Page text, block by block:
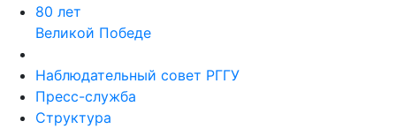
80 лет
Великой Победе
Наблюдательный совет РГГУ
Пресс-служба
Структура